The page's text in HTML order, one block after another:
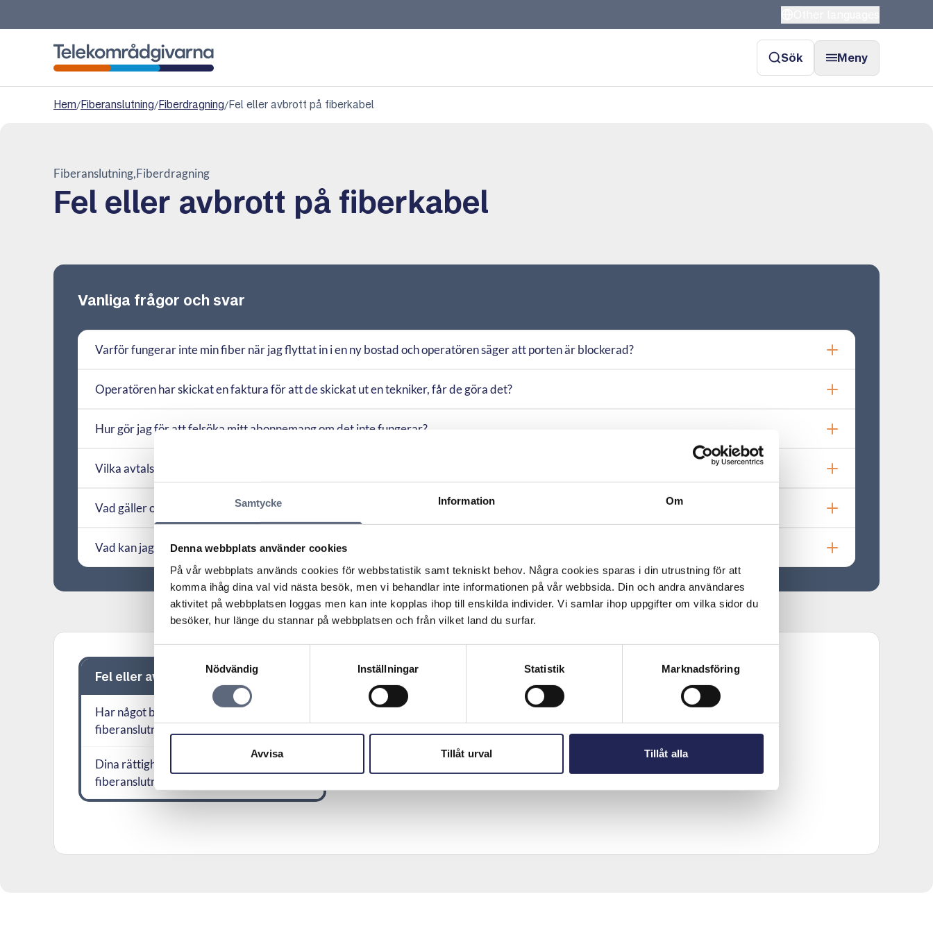
Samtycke Information Om
Denna webbplats använder cookies
På vår webbplats används cookies för webbstatistik samt tekniskt behov. Några cookies sparas i din utrustning för att
komma ihåg dina val vid nästa besök, men vi behandlar inte informationen på vår webbsida. Din och andra användares
aktivitet på webbplatsen loggas men kan inte kopplas ihop till enskilda individer. Vi samlar ihop uppgifter om vilka sidor du
besöker, hur länge du stannar på webbplatsen och från vilket land du surfar.
Nödvändig
Inställningar Statistik Marknadsföring
Avvisa Tillåt urval Tillåt alla
Sök Meny
Hem/Fiberanslutning/Fiberdragning/Fel eller avbrott på fiberkabel
Fiberanslutning Fiberdragning
Fel eller avbrott på fiberkabel
Vanliga frågor och svar
Varför fungerar inte min fiber när jag flyttat in i en ny bostad och operatören säger att porten är blockerad?
Operatören har skickat en faktura för att de skickat ut en tekniker, får de göra det?
Hur gör jag för att felsöka mitt abonnemang om det inte fungerar?
Vilka avtalsvillkor har tidigare ansetts oskäliga?
Vad gäller om ett avtalsvillkor tolkas på olika sätt?
Vad kan jag få skadestånd för?
Fel eller avbrott på fiberkabel
Har något blivit fel på din
fiberanslutning?
Dina rättigheter vid fel på en
fiberanslutning